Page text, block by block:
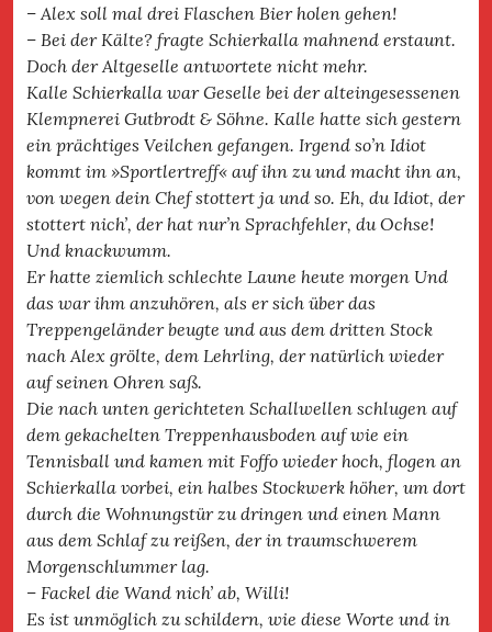
– Alex soll mal drei Flaschen Bier holen gehen!
– Bei der Kälte? fragte Schierkalla mahnend erstaunt.
Doch der Altgeselle antwortete nicht mehr.
Kalle Schierkalla war Geselle bei der alteingesessenen
Klempnerei Gutbrodt & Söhne. Kalle hatte sich gestern
ein prächtiges Veilchen gefangen. Irgend so’n Idiot
kommt im »Sportlertreff« auf ihn zu und macht ihn an,
von wegen dein Chef stottert ja und so. Eh, du Idiot, der
stottert nich’, der hat nur’n Sprachfehler, du Ochse!
Und knackwumm.
Er hatte ziemlich schlechte Laune heute morgen Und
das war ihm anzuhören, als er sich über das
Treppengeländer beugte und aus dem dritten Stock
nach Alex grölte, dem Lehrling, der natürlich wieder
auf seinen Ohren saß.
Die nach unten gerichteten Schallwellen schlugen auf
dem gekachelten Treppenhausboden auf wie ein
Tennisball und kamen mit Foffo wieder hoch, flogen an
Schierkalla vorbei, ein halbes Stockwerk höher, um dort
durch die Wohnungstür zu dringen und einen Mann
aus dem Schlaf zu reißen, der in traumschwerem
Morgenschlummer lag.
– Fackel die Wand nich’ ab, Willi!
Es ist unmöglich zu schildern, wie diese Worte und in